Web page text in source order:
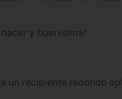
y buenísima!
un recipiente redondo